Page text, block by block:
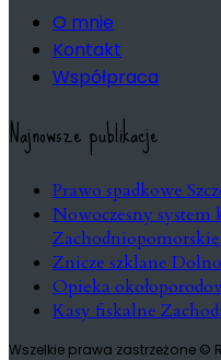
O mnie
Kontakt
Współpraca
Najnowsze publikacje
Prawo spadkowe
Nowoczesny system
Zachodniopomorskie
Znicze szklane
Opieka
Kasy fiskalne
Wszelkie prawa zastrzeżone ©